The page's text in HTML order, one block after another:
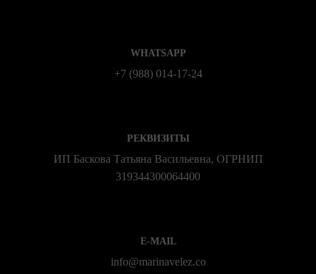
WHATSAPP
+7 (988) 014‑17‑24
РЕКВИЗИТЫ
ИП Баскова Татьяна Васильевна, ОГРНИП
319344300064400
E-MAIL
info@marinavelez.co